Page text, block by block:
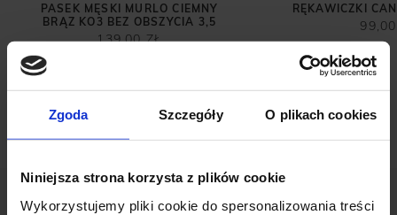
Zgoda Szczegóły O plikach cookies
Niniejsza strona korzysta z plików cookie
Wykorzystujemy pliki cookie do spersonalizowania treści
PASEK MĘSKI MURLO CIEMNY
BRĄZ KO3 BEZ OBSZYCIA 3,5
139,00 ZŁ
RĘKAWICZKI